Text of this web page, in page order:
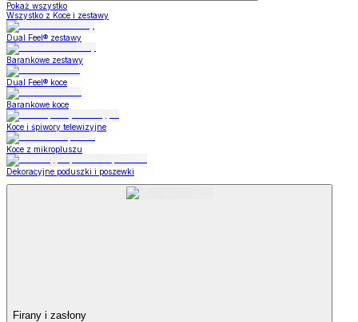
Pokaż wszystko
Wszystko z Koce i zestawy
Dual Feel® zestawy
Barankowe zestawy
Dual Feel® koce
Barankowe koce
Koce i śpiwory telewizyjne
Koce z mikropluszu
Dekoracyjne poduszki i poszewki
Firany i zasłony